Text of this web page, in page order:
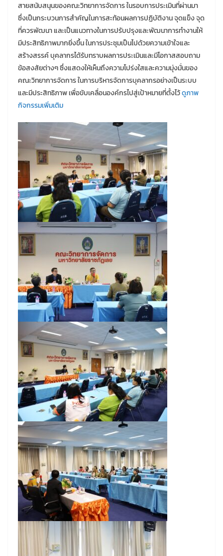
สายสนับสนุนของคณะวิทยาการจัดการ ในรอบการประเมินที่ผ่านมา
ซึ่งเป็นกระบวนการสำคัญในการสะท้อนผลการปฏิบัติงาน จุดแข็ง จุด
ที่ควรพัฒนา และเป็นแนวทางในการปรับปรุงและพัฒนาการทำงานให้
มีประสิทธิภาพมากยิ่งขึ้น ในการประชุมเป็นไปด้วยความเข้าใจและ
สร้างสรรค์ บุคลากรได้รับทราบผลการประเมินและมีโอกาสสอบถาม
ข้อสงสัยต่างๆ ซึ่งแสดงให้เห็นถึงความโปร่งใสและความมุ่งมั่นของ
คณะวิทยาการจัดการ ในการบริหารจัดการบุคลากรอย่างเป็นระบบ
และมีประสิทธิภาพ เพื่อขับเคลื่อนองค์กรไปสู่เป้าหมายที่ตั้งไว้ดูภาพ
กิจกรรมเพิ่มเติม